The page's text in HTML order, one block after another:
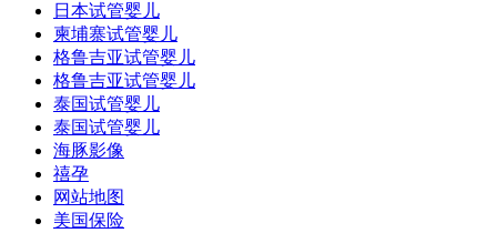
日本试管婴儿
柬埔寨试管婴儿
格鲁吉亚试管婴儿
格鲁吉亚试管婴儿
泰国试管婴儿
泰国试管婴儿
海豚影像
禧孕
网站地图
美国保险